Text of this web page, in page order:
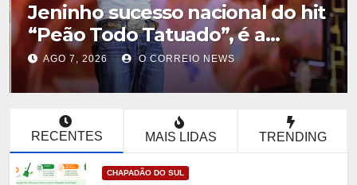
Jeninho sucesso nacional do hit
“Peão Todo Tatuado”, é a
principal atração desta sexta-
feira (7) da Semana Nordestina
AGO 7, 2026 O CORREIO NEWS
RECENTES MAIS LIDAS TRENDING
CHAPADÃO DO SUL